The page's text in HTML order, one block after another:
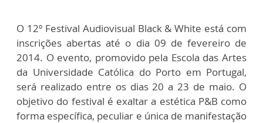
O 12º Festival Audiovisual Black & White está com
inscrições abertas até o dia 09 de fevereiro de
2014. O evento, promovido pela Escola das Artes
da Universidade Católica do Porto em Portugal,
será realizado entre os dias 20 a 23 de maio. O
objetivo do festival é exaltar a estética P&B como
forma específica, peculiar e única de manifestação